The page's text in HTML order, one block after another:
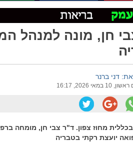
חן, מונה למנהל
דני ברנר
10 במאי 2026, 16:17
מחוז צפון. ד"ר צבי חן, מומחה
יועצת רקתי בטבריה